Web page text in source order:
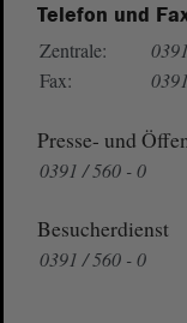
Telefon und
Zentrale:
Fax:
Presse- und
0391 / 560 - 0
Besucherdienst
0391 / 560 - 0